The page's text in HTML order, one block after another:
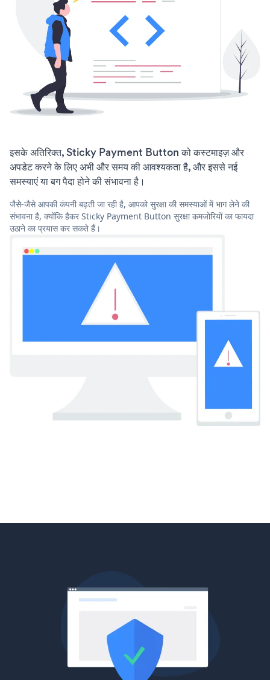
इसके अतिरिक्त, Sticky Payment Button को कस्टमाइज़ और
अपडेट करने के लिए अभी और समय की आवश्यकता है, और इससे नई
समस्याएं या बग पैदा होने की संभावना है।
जैसे-जैसे आपकी कंपनी बढ़ती जा रही है, आपको सुरक्षा की समस्याओं में भाग लेने की
संभावना है, क्योंकि हैकर Sticky Payment Button सुरक्षा कमजोरियों का फायदा
उठाने का प्रयास कर सकते हैं।